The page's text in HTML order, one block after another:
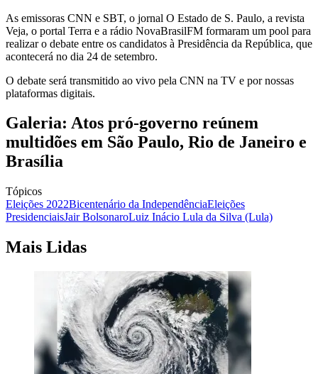
As emissoras CNN e SBT, o jornal O Estado de S. Paulo, a revista
Veja, o portal Terra e a rádio NovaBrasilFM formaram um pool para
realizar o debate entre os candidatos à Presidência da República, que
acontecerá no dia 24 de setembro.
O debate será transmitido ao vivo pela CNN na TV e por nossas
plataformas digitais.
Galeria: Atos pró-governo reúnem
multidões em São Paulo, Rio de Janeiro e
Brasília
Tópicos
Eleições 2022Bicentenário da IndependênciaEleições
PresidenciaisJair BolsonaroLuiz Inácio Lula da Silva (Lula)
Mais Lidas